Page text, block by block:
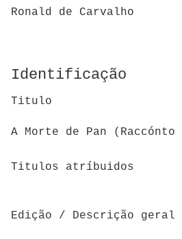
Ronald de Carvalho
Identificação
Titulo
Titulos atríbuidos
Edição / Descrição geral